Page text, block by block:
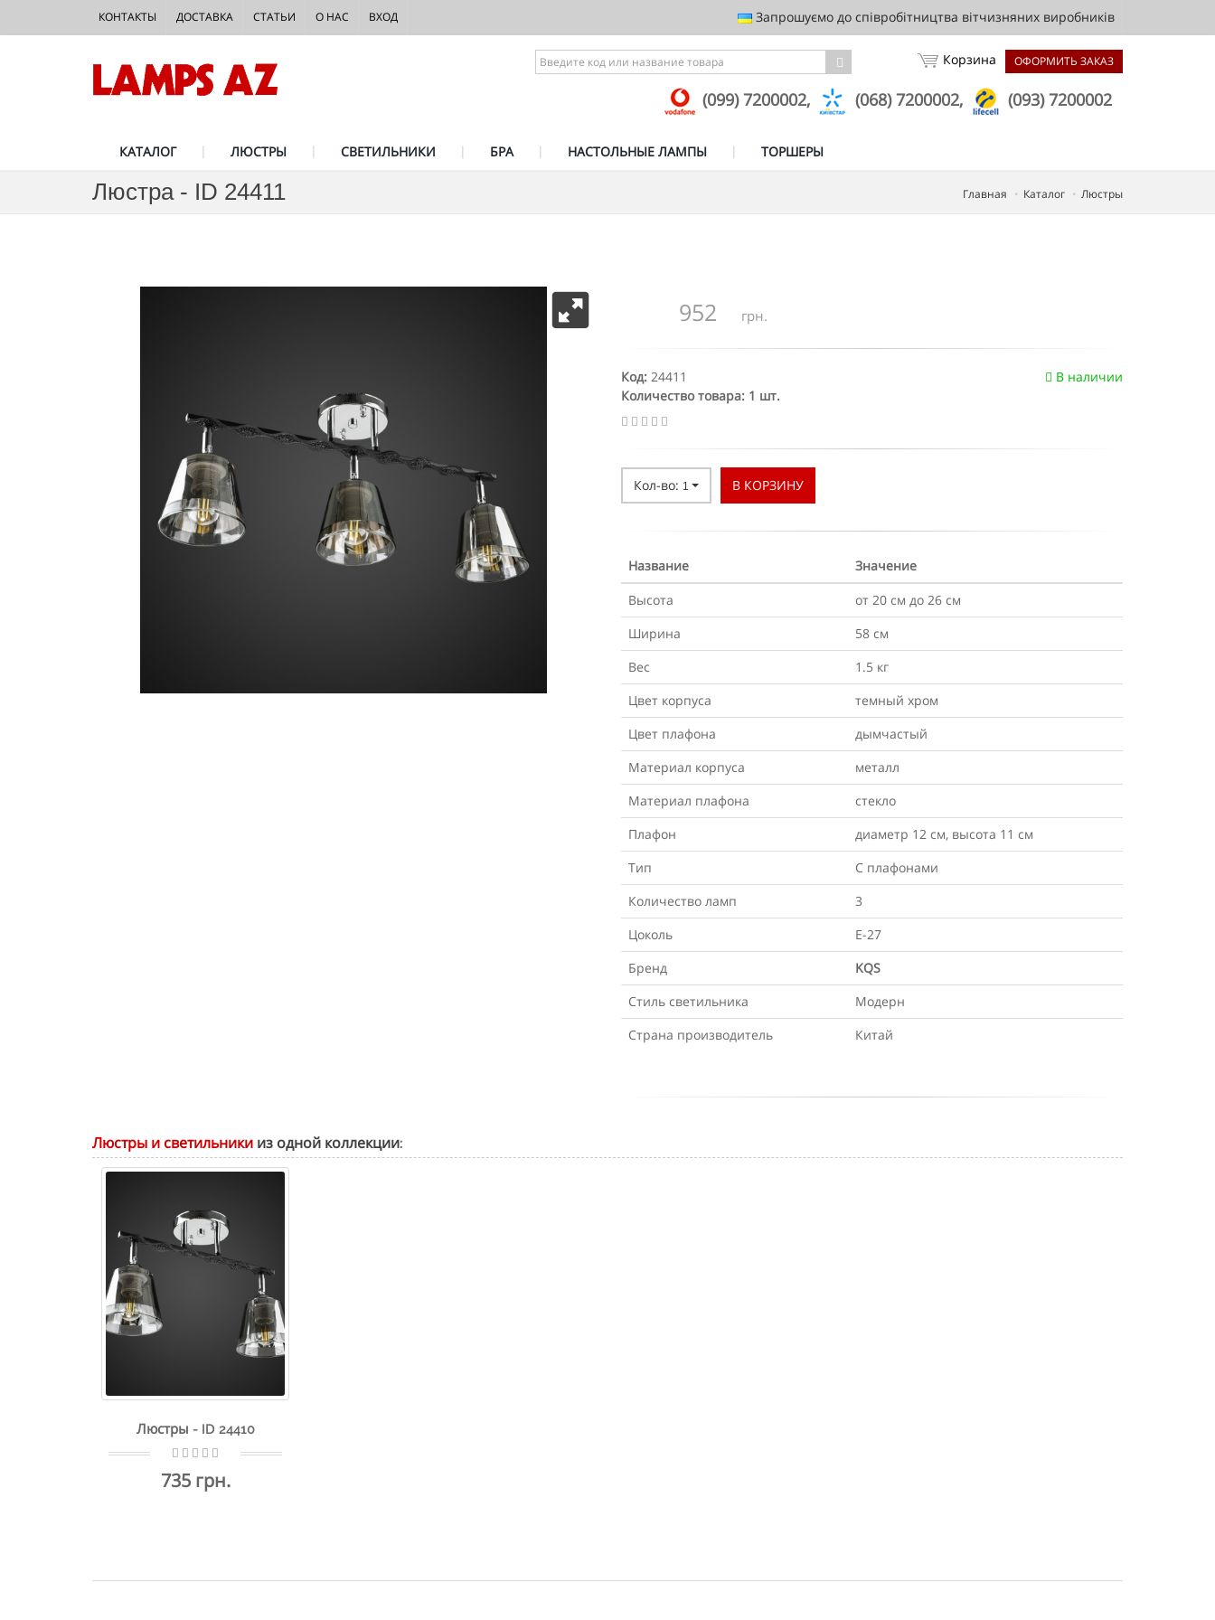
Запрошуємо до співробітництва вітчизняних виробників
КОНТАКТЫ ДОСТАВКА СТАТЬИ О НАС ВХОД
ОФОРМИТЬ ЗАКАЗ
Корзина
(099) 7200002, (068) 7200002, (093) 7200002
КАТАЛОГ ЛЮСТРЫ СВЕТИЛЬНИКИ БРА НАСТОЛЬНЫЕ ЛАМПЫ ТОРШЕРЫ
Люстра - ID 24411 Главная Каталог Люстры
952 грн.
В наличии
Код: 24411
Количество товара: 1 шт.
Кол-во: 1 В КОРЗИНУ
Название
Значение
Высота
от 20 см до 26 см
Ширина
58 см
Вес
1.5 кг
Цвет корпуса
темный хром
Цвет плафона
дымчастый
Материал корпуса
металл
Материал плафона
стекло
Плафон
диаметр 12 см, высота 11 см
Тип
С плафонами
Количество ламп
3
Цоколь
Е-27
Бренд
KQS
Стиль светильника
Модерн
Страна производитель
Китай
Люстры и светильники из одной коллекции:
Люстры - ID 24410
735 грн.